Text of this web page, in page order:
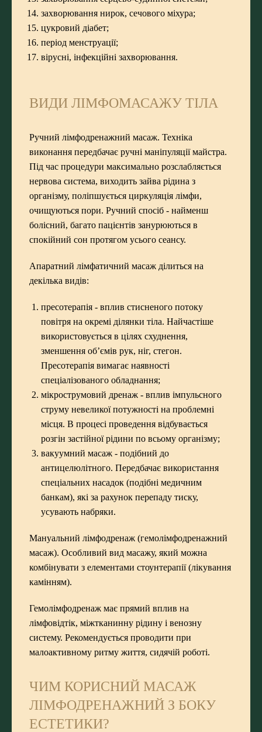
захворювання нирок, сечового міхура;
цукровий діабет;
період менструації;
вірусні, інфекційні захворювання.
ВИДИ ЛІМФОМАСАЖУ ТІЛА
Ручний лімфодренажний масаж. Техніка
виконання передбачає ручні маніпуляції майстра.
Під час процедури максимально розслабляється
нервова система, виходить зайва рідина з
організму, поліпшується циркуляція лімфи,
очищуються пори. Ручний спосіб - найменш
болісний, багато пацієнтів занурюються в
спокійний сон протягом усього сеансу.
Апаратний лімфатичний масаж ділиться на
декілька видів:
пресотерапія - вплив стисненого потоку
повітря на окремі ділянки тіла. Найчастіше
використовується в цілях схуднення,
зменшення об’ємів рук, ніг, стегон.
Пресотерапія вимагає наявності
спеціалізованого обладнання;
мікрострумовий дренаж - вплив імпульсного
струму невеликої потужності на проблемні
місця. В процесі проведення відбувається
розгін застійної рідини по всьому організму;
вакуумний масаж - подібний до
антицелюлітного. Передбачає використання
спеціальних насадок (подібні медичним
банкам), які за рахунок перепаду тиску,
усувають набряки.
Мануальний лімфодренаж (гемолімфодренажний
масаж). Особливий вид масажу, який можна
комбінувати з елементами стоунтерапії (лікування
камінням).
Гемолімфодренаж має прямий вплив на
лімфовідтік, міжтканинну рідину і венозну
систему. Рекомендується проводити при
малоактивному ритму життя, сидячій роботі.
ЧИМ КОРИСНИЙ МАСАЖ
ЛІМФОДРЕНАЖНИЙ З БОКУ
ЕСТЕТИКИ?